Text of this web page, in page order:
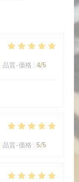
品質-価格 : 4/5
品質-価格 : 5/5